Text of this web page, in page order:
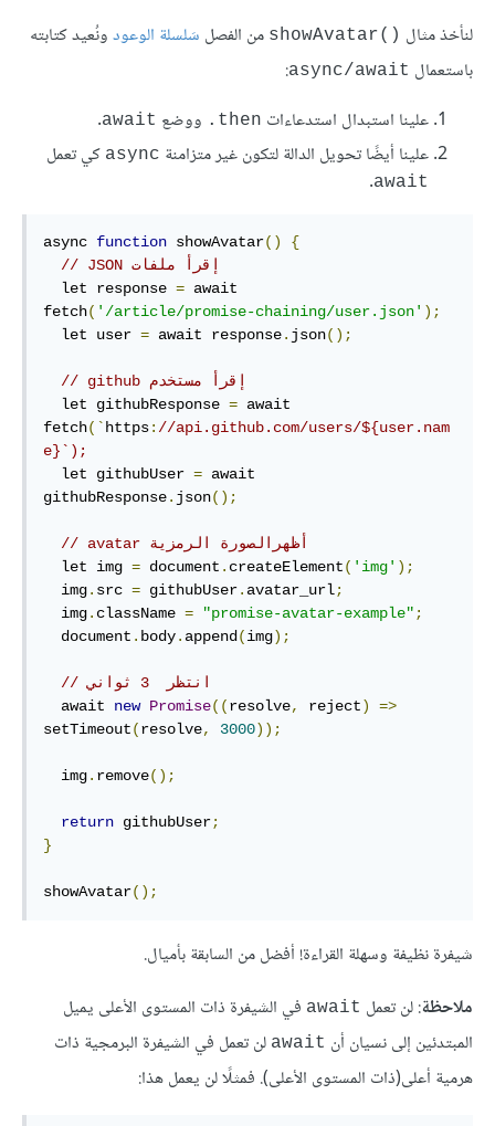
لنأخذ مثال showAvatar()‎ من الفصل سَلسلة الوعودونُعيد كتابته
باستعمال async/await
:
علينا استبدال استدعاءات ‎.then ووضع await
.
علينا أيضًا تحويل الدالة لتكون غير متزامنة async كي تعمل
await
.
async function showAvatar()
{
// ‫إقرأ ملفات JSON
  let response
= await
fetch( '/article/promise-chaining/user.json' );
  let user
= await response. json();
// ‫إقرأ مستخدم github
  let githubResponse
= await
fetch(`https: //api.github.com/users/${user.nam
e}`);
  let githubUser
= await
githubResponse. json();
// ‫أظهرالصورة الرمزية avatar
  let img
= document . createElement( 'img' );
  img
. src = githubUser. avatar_url;
  img
. className = "promise-avatar-example";
  document
. body. append(img);
// انتظر  3 ثواني
  await
new Promise((resolve, reject)
=>
setTimeout(resolve, 3000));
  img
. remove();
return githubUser;
}
showAvatar();
شيفرة نظيفة وسهلة القراءة! أفضل من السابقة بأميال.
ملاحظة: لن تعمل await في الشيفرة ذات المستوى الأعلى يميل
المبتدئين إلى نسيان أن await لن تعمل في الشيفرة البرمجية ذات
هرمية أعلى(ذات المستوى الأعلى). فمثلًا لن يعمل هذا: